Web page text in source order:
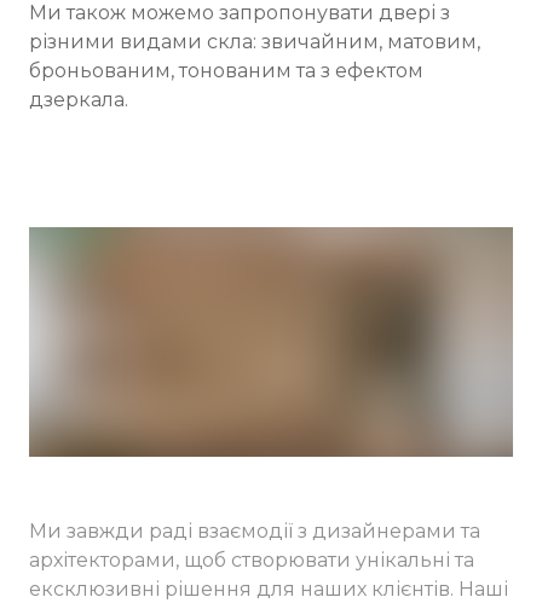
Ми також можемо запропонувати двері з
різними видами скла: звичайним, матовим,
броньованим, тонованим та з ефектом
дзеркала.
Ми завжди раді взаємодії з дизайнерами та
архітекторами, щоб створювати унікальні та
ексклюзивні рішення для наших клієнтів. Наші